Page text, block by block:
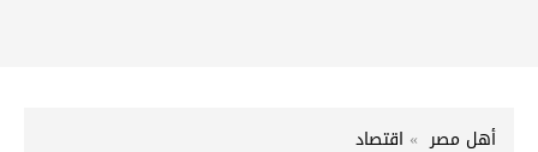
أهل مصر اقتصاد